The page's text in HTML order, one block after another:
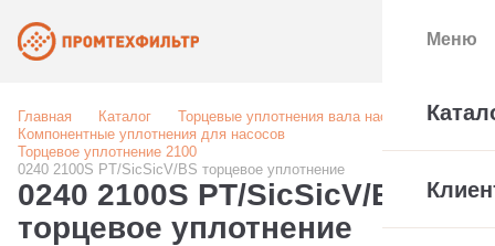
Главная Каталог
Торцевые уплотнения вала насоса
Компонентные уплотнения для насосов
Торцевое уплотнение 2100
0240 2100S PT/SicSicV/BS торцевое уплотнение
0240 2100S PT/SicSicV/BS
торцевое уплотнение
Меню